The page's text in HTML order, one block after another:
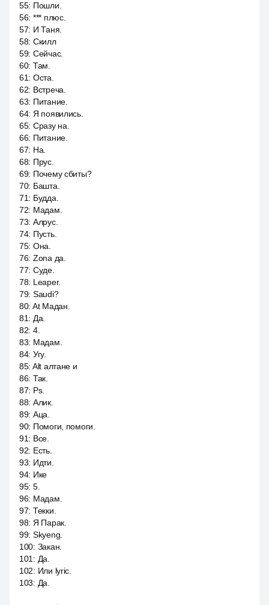
55: Пошли.
56: *** плюс.
57: И Таня.
58: Скилл
59: Сейчас.
60: Там.
61: Оста.
62: Встреча.
63: Питание.
64: Я появились.
65: Сразу на.
66: Питание.
67: На.
68: Прус.
69: Почему сбиты?
70: Башта.
71: Будда.
72: Мадам.
73: Алрус.
74: Пусть.
75: Она.
76: Zona да.
77: Суде.
78: Leaper.
79: Saudi?
80: At Мадан.
81: Да.
82: 4.
83: Мадам.
84: Угу.
85: Alt алтане и
86: Так.
87: Ps.
88: Алик.
89: Аца.
90: Помоги, помоги.
91: Все.
92: Есть.
93: Идти.
94: Ике
95: 5.
96: Мадам.
97: Текки.
98: Я Парак.
99: Skyeng.
100: Закан.
101 : Да.
102: Или lyric.
103: Да.